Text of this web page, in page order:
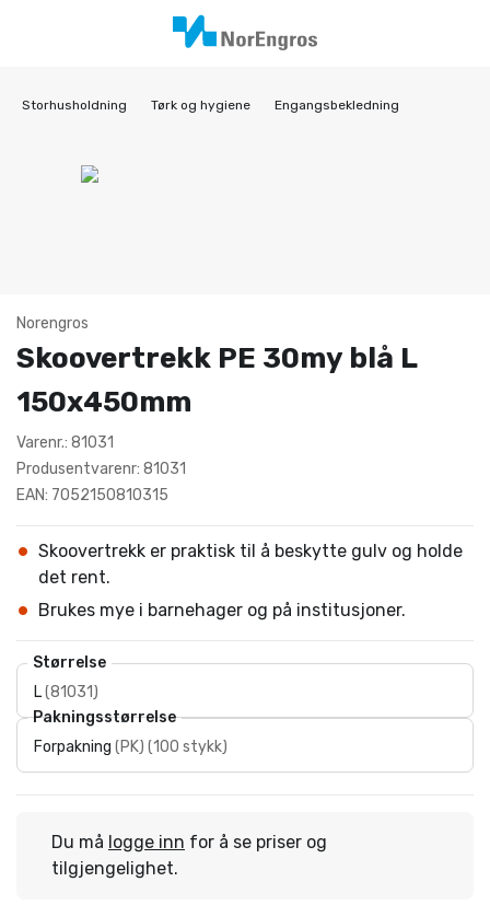
Storhusholdning Tørk og hygiene Engangsbekledning
Norengros
Skoovertrekk PE 30my blå L
150x450mm
Varenr.: 81031
Produsentvarenr: 81031
EAN: 7052150810315
Skoovertrekk er praktisk til å beskytte gulv og holde
det rent.
Brukes mye i barnehager og på institusjoner.
Størrelse
L(81031)
Pakningsstørrelse
Forpakning (PK) (100 stykk)
Du må logge inn for å se priser og
tilgjengelighet.